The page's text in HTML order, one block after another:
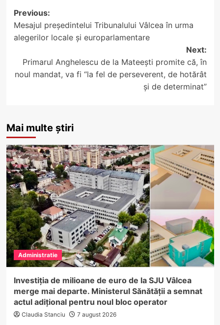
Post
navigation
Previous:
Mesajul președintelui Tribunalului Vâlcea în urma
alegerilor locale și europarlamentare
Next:
Primarul Anghelescu de la Mateești promite că, în
noul mandat, va fi “la fel de perseverent, de hotărât
și de determinat”
Mai multe știri
Administratie
Investiția de milioane de euro de la SJU Vâlcea
merge mai departe. Ministerul Sănătății a semnat
actul adițional pentru noul bloc operator
Claudia Stanciu 7 august 2026